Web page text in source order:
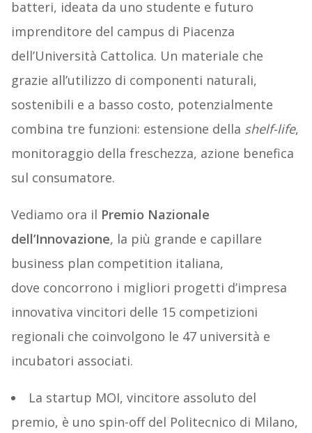
batteri, ideata da uno studente e futuro
imprenditore del campus di Piacenza
dell’Università Cattolica. Un materiale che
grazie all’utilizzo di componenti naturali,
sostenibili e a basso costo, potenzialmente
combina tre funzioni: estensione della shelf-life,
monitoraggio della freschezza, azione benefica
sul consumatore.
Vediamo ora il Premio Nazionale
dell’Innovazione, la più grande e capillare
business plan competition italiana,
dove concorrono i migliori progetti d’impresa
innovativa vincitori delle 15 competizioni
regionali che coinvolgono le 47 università e
incubatori associati.
La startup MOI, vincitore assoluto del
premio, è uno spin-off del Politecnico di Milano,